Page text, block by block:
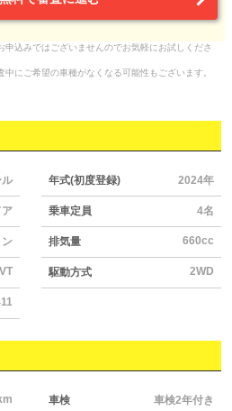
込みではございませんのでお気軽にお試しくださ
にご希望の車種がなくなる可能性もございます。
ル 年式(初度登録) 2024年
乗車定員 4名
ン 排気量 660cc
駆動方式 2WD
車検 車検2年付き